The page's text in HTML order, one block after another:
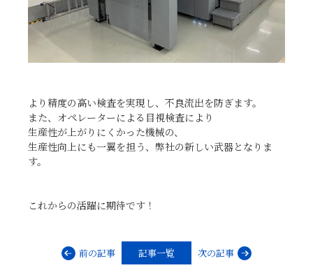
より精度の高い検査を実現し、不良流出を防ぎます。
また、オペレーターによる目視検査により
生産性が上がりにくかった機械の、
生産性向上にも一翼を担う、弊社の新しい武器となりま
す。
これからの活躍に期待です！
前の記事 記事一覧 次の記事